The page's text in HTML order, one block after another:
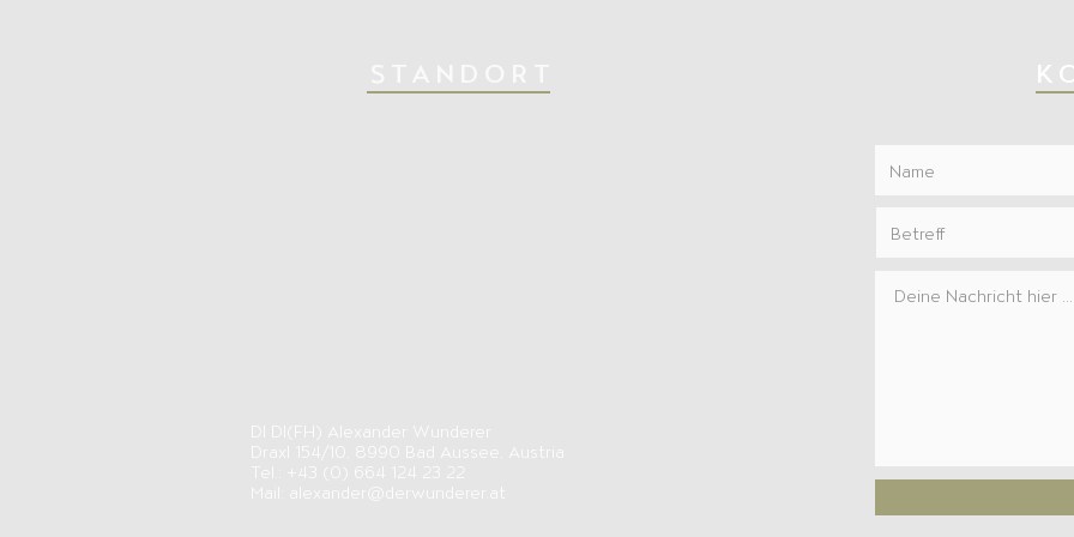
DI DI(FH) Alexander Wunderer
Draxl 154/10, 8990 Bad Aussee, Austria
Tel.: +43 (0) 664 124 23 22
alexander@derwunderer.at